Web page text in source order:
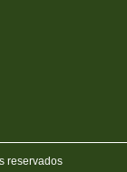
reservados